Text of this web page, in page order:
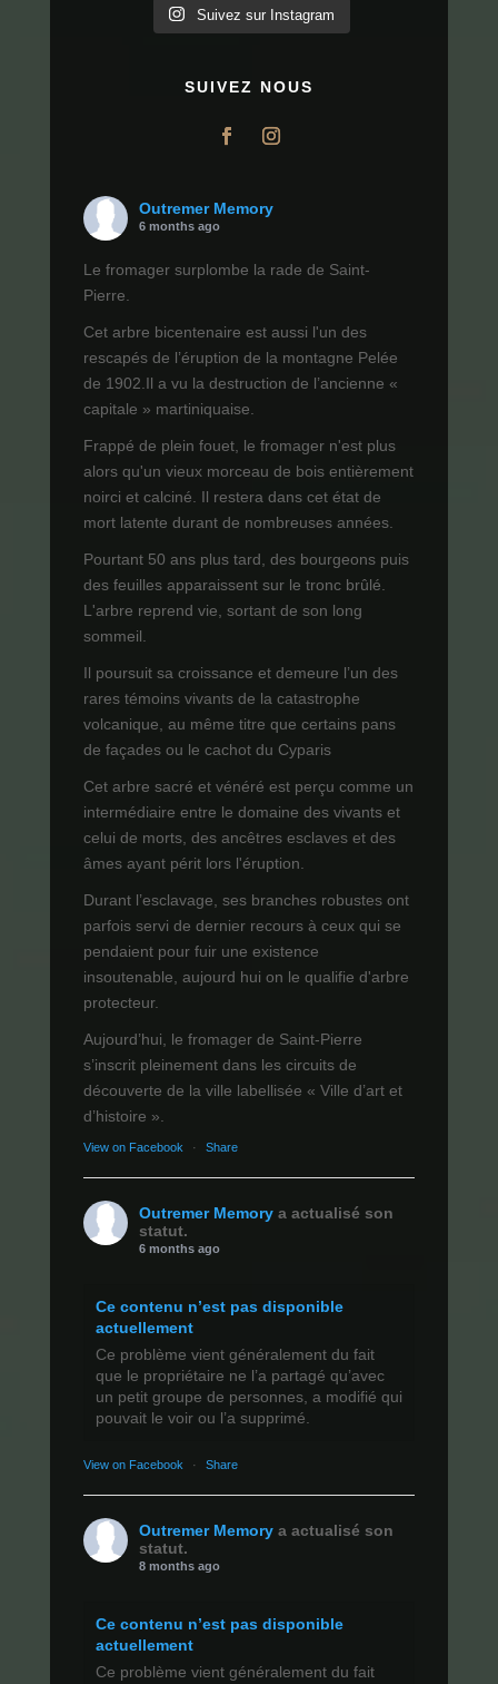
Suivez sur Instagram
SUIVEZ NOUS
Outremer Memory
6 months ago
Le fromager surplombe la rade de Saint-
Pierre.
Cet arbre bicentenaire est aussi l'un des
rescapés de l’éruption de la montagne Pelée
de 1902.Il a vu la destruction de l’ancienne «
capitale » martiniquaise.
Frappé de plein fouet, le fromager n'est plus
alors qu'un vieux morceau de bois entièrement
noirci et calciné. Il restera dans cet état de
mort latente durant de nombreuses années.
Pourtant 50 ans plus tard, des bourgeons puis
des feuilles apparaissent sur le tronc brûlé.
L'arbre reprend vie, sortant de son long
sommeil.
Il poursuit sa croissance et demeure l’un des
rares témoins vivants de la catastrophe
volcanique, au même titre que certains pans
de façades ou le cachot du Cyparis
Cet arbre sacré et vénéré est perçu comme un
intermédiaire entre le domaine des vivants et
celui de morts, des ancêtres esclaves et des
âmes ayant périt lors l'éruption.
Durant l’esclavage, ses branches robustes ont
parfois servi de dernier recours à ceux qui se
pendaient pour fuir une existence
insoutenable, aujourd hui on le qualifie d'arbre
protecteur.
Aujourd’hui, le fromager de Saint-Pierre
s’inscrit pleinement dans les circuits de
découverte de la ville labellisée « Ville d’art et
d’histoire ».
View on Facebook · Share
Outremer Memory a actualisé son
statut.
6 months ago
Ce contenu n’est pas disponible
actuellement
Ce problème vient généralement du fait
que le propriétaire ne l’a partagé qu’avec
un petit groupe de personnes, a modifié qui
pouvait le voir ou l’a supprimé.
View on Facebook · Share
Outremer Memory a actualisé son
statut.
8 months ago
Ce contenu n’est pas disponible
actuellement
Ce problème vient généralement du fait